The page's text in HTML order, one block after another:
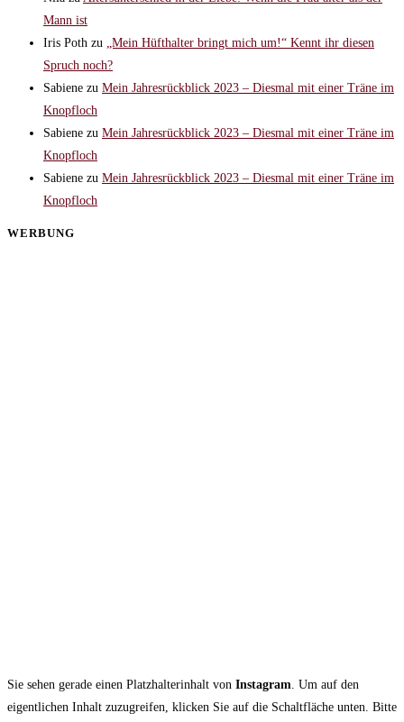
Mann ist
Iris Poth zu
„Mein Hüfthalter bringt mich um!“ Kennt ihr diesen
Spruch noch?
Sabiene zu Mein Jahresrückblick 2023 – Diesmal mit einer Träne im
Knopfloch
Sabiene zu Mein Jahresrückblick 2023 – Diesmal mit einer Träne im
Knopfloch
Sabiene zu Mein Jahresrückblick 2023 – Diesmal mit einer Träne im
Knopfloch
WERBUNG
Sie sehen gerade einen Platzhalterinhalt von Instagram. Um auf den
eigentlichen Inhalt zuzugreifen, klicken Sie auf die Schaltfläche unten. Bitte